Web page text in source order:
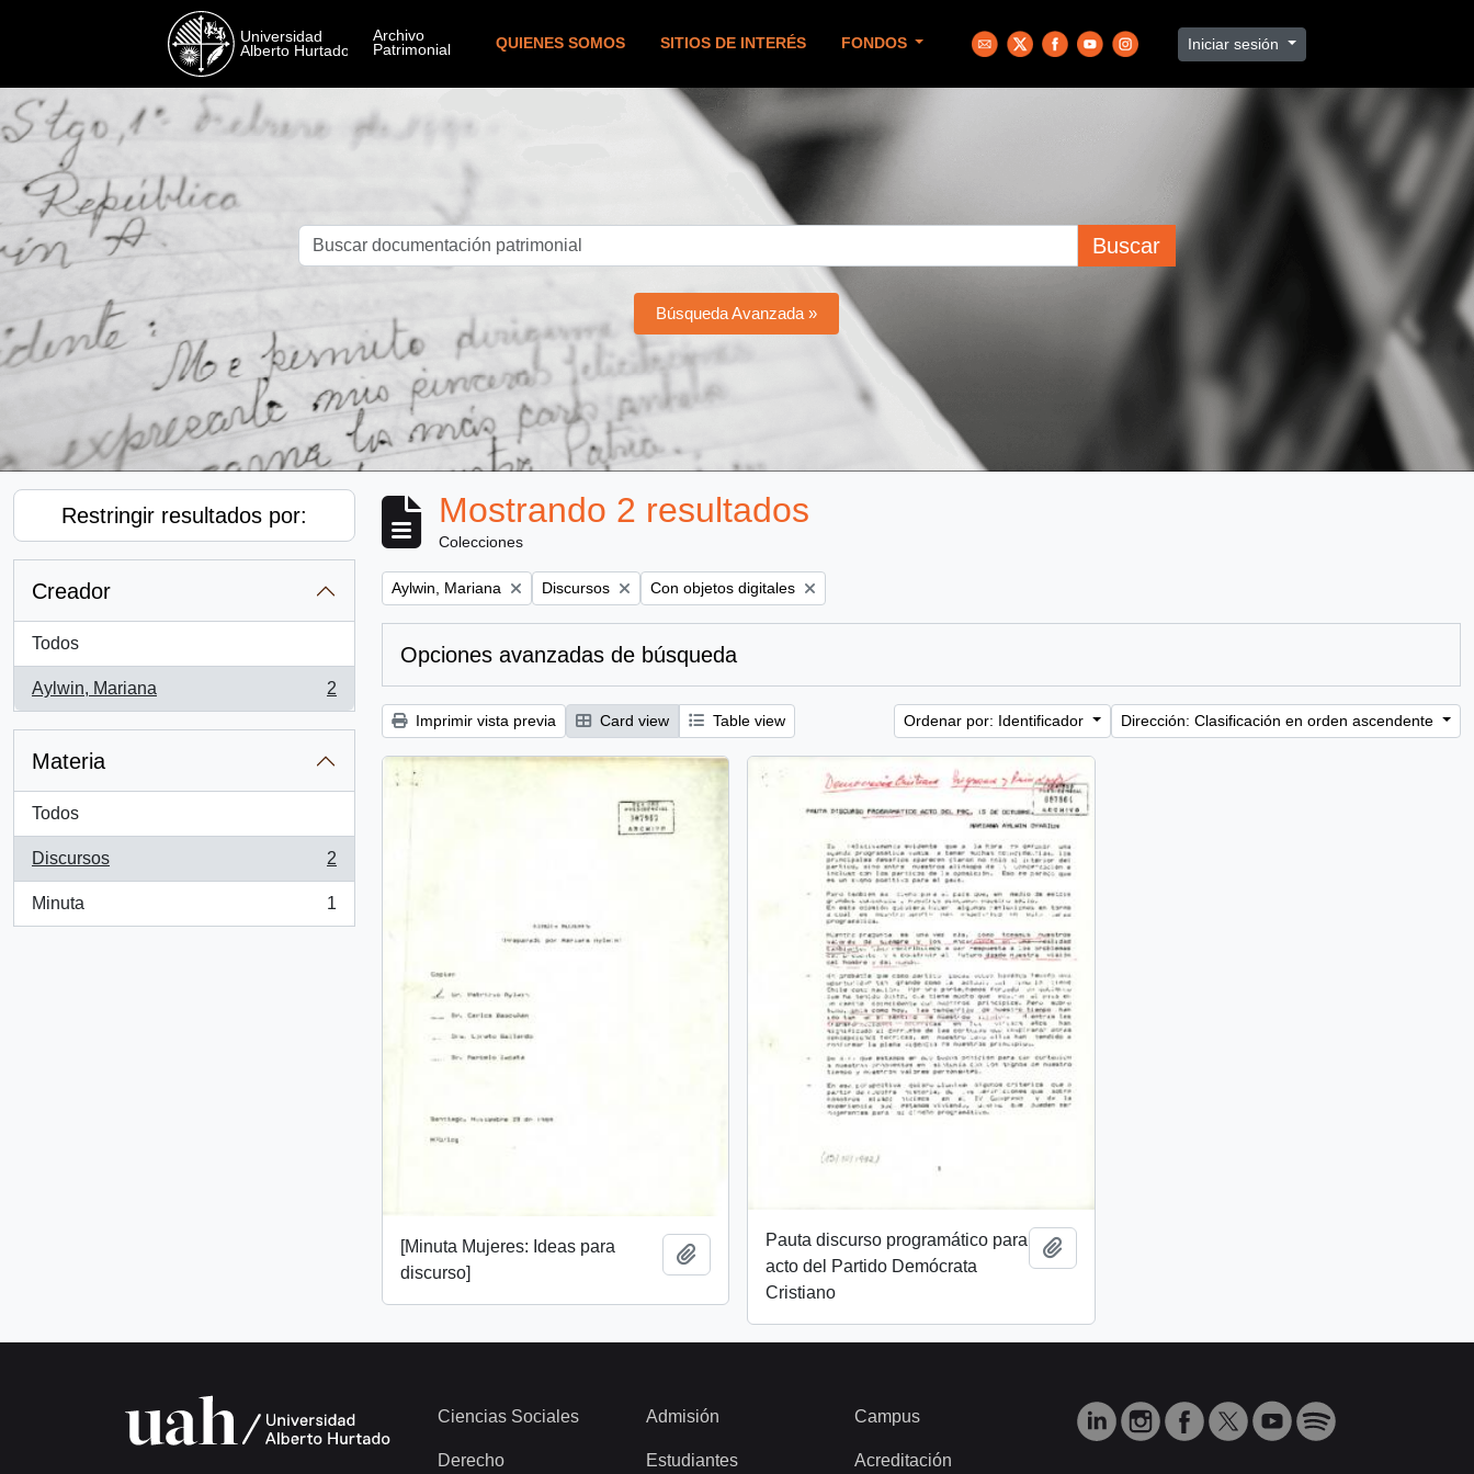
QUIENES SOMOS SITIOS DE INTERÉS FONDOS Iniciar sesión
Buscar
Búsqueda Avanzada »
Restringir resultados por:
Creador
Todos
Aylwin, Mariana
, 2 resultados
2
Materia
Todos
Discursos
, 2 resultados
2
Minuta
, 1 resultados
1
Mostrando 2 resultados
Colecciones
Remove filter:
Aylwin, Mariana Remove filter:
Discursos Remove filter:
Con objetos digitales
Opciones avanzadas de búsqueda
Imprimir vista previa Card view Table view Ordenar por: Identificador Dirección: Clasificación en orden ascendente
[Minuta Mujeres: Ideas para
discurso]
Pauta discurso programático para
acto del Partido Demócrata
Cristiano
Añadir al portapapeles
Ciencias Sociales
Derecho
Admisión
Estudiantes
Campus
Acreditación